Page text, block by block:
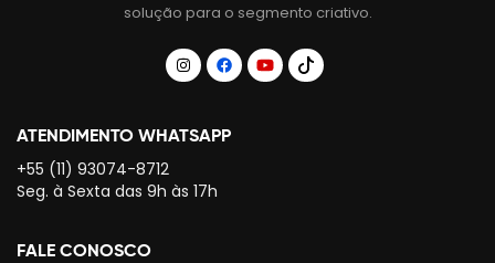
solução para o segmento criativo.
ATENDIMENTO WHATSAPP
+55 (11) 93074-8712
Seg. à Sexta das 9h às 17h
FALE CONOSCO